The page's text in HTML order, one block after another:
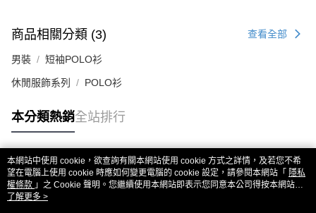
商品相關分類 (3) 查看全部
男裝 短袖POLO衫
休閒服飾系列 POLO衫
本分類熱銷全站排行
熱門標籤
本網站中使用 cookie，欲查詢有關本網站使用 cookie 方式之詳情，及若您不希
望在電腦上使用 cookie 時應如何變更電腦的 cookie 設定，請參閱本網站「 隱私
權條款 」之 Cookie 聲明。您繼續使用本網站即表示您同意本公司得按本網站使
用條款之 Cookie 聲明使用 cookie。
了解更多 >